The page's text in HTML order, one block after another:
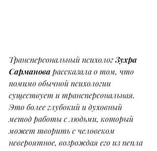
Трансперсональный психолог Зухра
Сарманова рассказала о том, что
помимо обычной психологии
существует и трансперсональная.
Это более глубокий и духовный
метод работы с людьми, который
может творить с человеком
невероятное, возрождая его из пепла